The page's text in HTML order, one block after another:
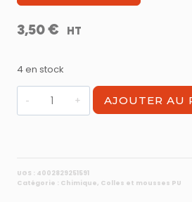
3,50€ HT
4 en stock
quantité
de
temps
(10cl)
AJOUTER AU
UGS : 4002829251591
Catégorie : Chimique, Colles et mousses PU